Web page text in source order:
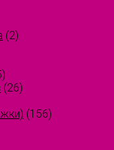
(2)
(26)
(156)